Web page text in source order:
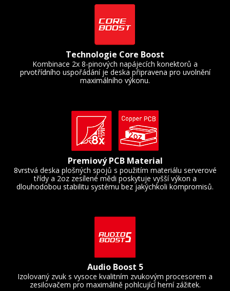
Technologie Core Boost
Kombinace 2x 8-pinových napájecích konektorů a
prvotřídního uspořádání je deska připravena pro uvolnění
maximálního výkonu.
Premiový PCB Material
8vrstvá deska plošných spojů s použitím materiálu serverové
třídy a 2oz zesílené mědi poskytuje vyšší výkon a
dlouhodobou stabilitu systému bez jakýchkoli kompromisů.
Audio Boost 5
Izolovaný zvuk s vysoce kvalitním zvukovým procesorem a
zesilovačem pro maximálně pohlcující herní zážitek.